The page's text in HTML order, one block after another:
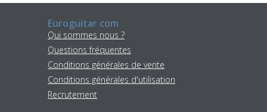
Euroguitar.com
Qui sommes nous ?
Questions fréquentes
Conditions générales de vente
Conditions générales d'utilisation
Recrutement